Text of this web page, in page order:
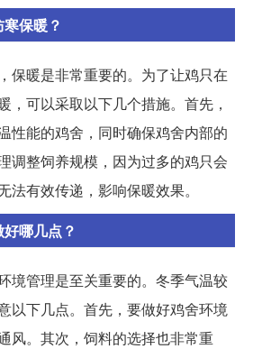
保暖？
保暖是非常重要的。为了让鸡只在
，可以采取以下几个措施。首先，
性能的鸡舍，同时确保鸡舍内部的
调整饲养规模，因为过多的鸡只会
法有效传递，影响保暖效果。
哪几点？
境管理是至关重要的。冬季气温较
以下几点。首先，要做好鸡舍环境
风。其次，饲料的选择也非常重